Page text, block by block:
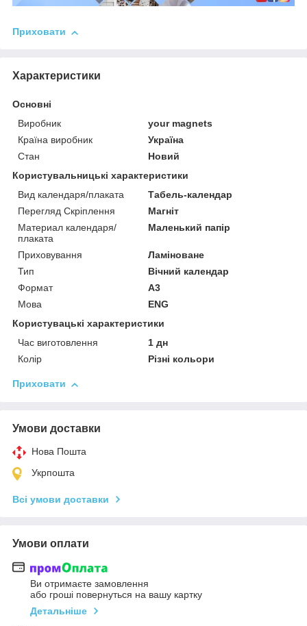
Приховати
Характеристики
Основні
Виробник
your magnets
Країна виробник
Україна
Стан
Новий
Користувальницькі характеристики
Вид календаря/плаката
Табель-календар
Перегляд Скріплення
Магніт
Материал календаря/
плаката
Маленький папір
Приховування
Ламіноване
Тип
Вічний календар
Формат
A3
Мова
ENG
Користувацькi характеристики
Час виготовлення
1 дн
Колір
Різні кольори
Приховати
Умови доставки
Нова Пошта
Укрпошта
Всі умови доставки
Умови оплати
Ви отримаєте замовлення
або гроші повернуться на вашу картку
Детальніше